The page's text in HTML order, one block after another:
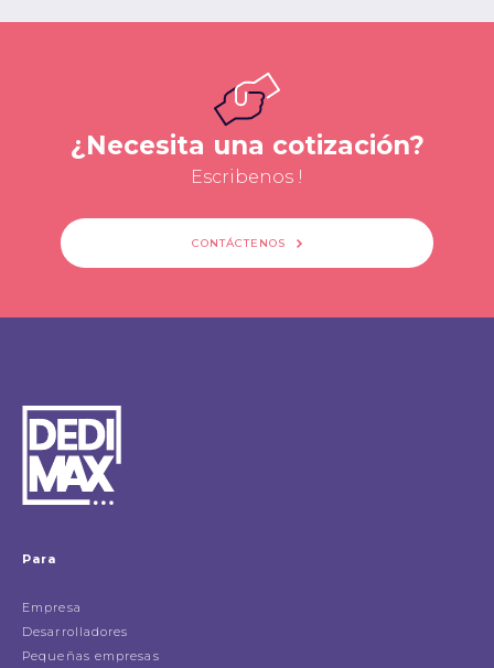
¿Necesita una cotización?
Escribenos !
CONTÁCTENOS
Para
Empresa
Desarrolladores
Pequeñas empresas